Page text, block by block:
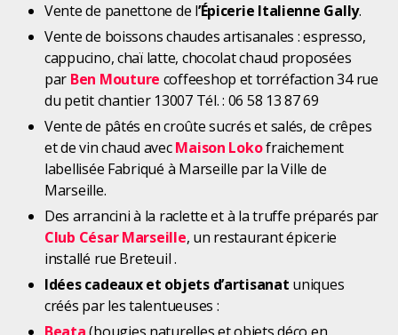
Vente de panettone de l’Épicerie Italienne Gally.
Vente de boissons chaudes artisanales : espresso,
cappucino, chaï latte, chocolat chaud proposées
par Ben Mouture coffeeshop et torréfaction 34 rue
du petit chantier 13007 Tél. : 06 58 13 87 69
Vente de pâtés en croûte sucrés et salés, de crêpes
et de vin chaud avecMaison Lokofraichement
labellisée Fabriqué à Marseille par la Ville de
Marseille.
Des arrancini à la raclette et à la truffe préparés par
Club César Marseille, un restaurant épicerie
installé rue Breteuil .
Idées cadeaux et objets d’artisanat uniques
créés par les talentueuses :